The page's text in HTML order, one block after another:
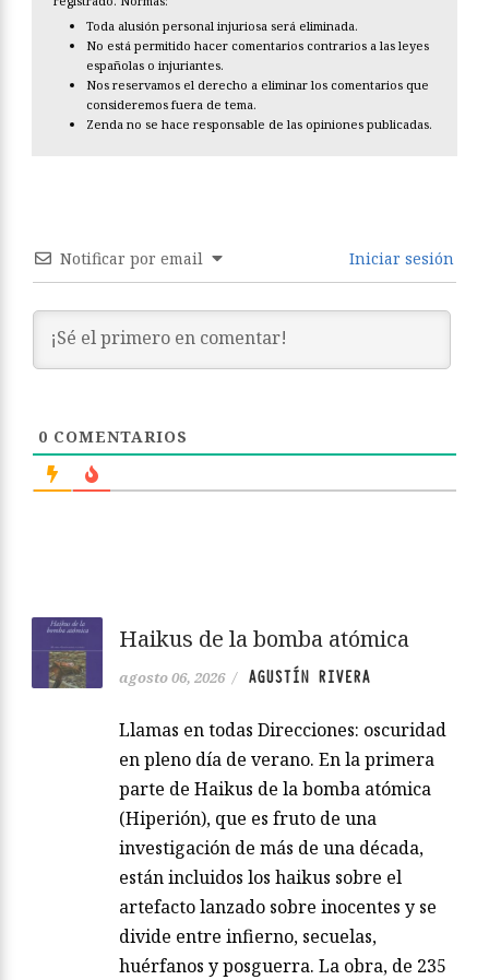
Toda alusión personal injuriosa será eliminada.
No está permitido hacer comentarios contrarios a las leyes
españolas o injuriantes.
Nos reservamos el derecho a eliminar los comentarios que
consideremos fuera de tema.
Zenda no se hace responsable de las opiniones publicadas.
Notificar por email Iniciar sesión
0 COMENTARIOS
Haikus de la bomba atómica
agosto 06, 2026 / AGUSTÍN RIVERA
Llamas en todas Direcciones: oscuridad
en pleno día de verano. En la primera
parte de Haikus de la bomba atómica
(Hiperión), que es fruto de una
investigación de más de una década,
están incluidos los haikus sobre el
artefacto lanzado sobre inocentes y se
divide entre infierno, secuelas,
huérfanos y posguerra. La obra, de 235